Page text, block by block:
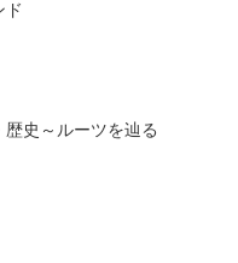
ド
史～ルーツを辿る